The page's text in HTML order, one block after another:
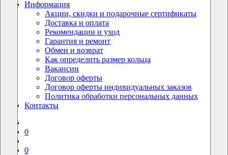
Информация
Акции, скидки и подарочные сертификаты
Доставка и оплата
Рекомендации и уход
Гарантия и ремонт
Обмен и возврат
Как определить размер кольца
Вакансии
Договор оферты
Договор оферты индивидуальных заказов
Политика обработки персональных данных
Контакты
0
0